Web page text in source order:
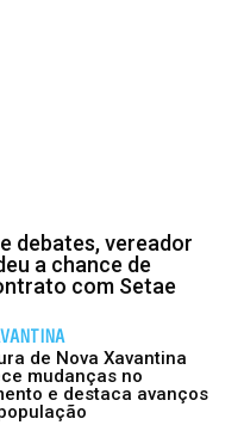
debates, vereador
a chance de
com Setae
de Nova Xavantina
mudanças no
e destaca avanços